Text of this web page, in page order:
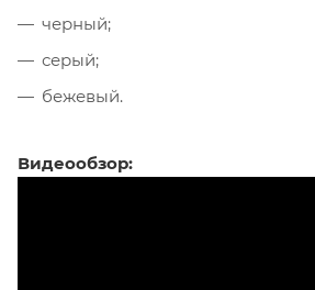
черный;
серый;
бежевый.
Видеообзор: